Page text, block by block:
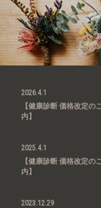
2026.4.1
【健康診断 価格改定の
内】
2025.4.1
【健康診断 価格改定の
内】
2023.12.29